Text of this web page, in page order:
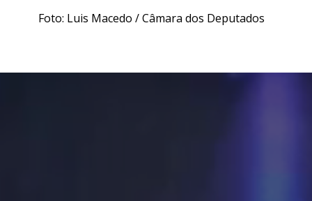
Foto: Luis Macedo / Câmara dos Deputados